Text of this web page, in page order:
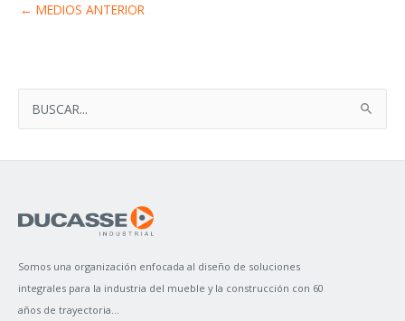
S
O
R
← MEDIOS ANTERIOR
Somos una organización enfocada al diseño de soluciones
integrales para la industria del mueble y la construcción con 60
años de trayectoria...